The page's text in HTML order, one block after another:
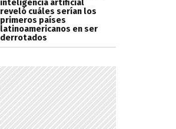
inteligencia artificial
reveló cuáles serían los
primeros países
latinoamericanos en ser
derrotados